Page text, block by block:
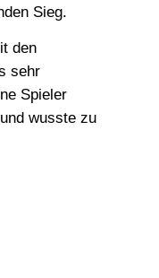
Sieg.
den
sehr
Spieler
wusste zu